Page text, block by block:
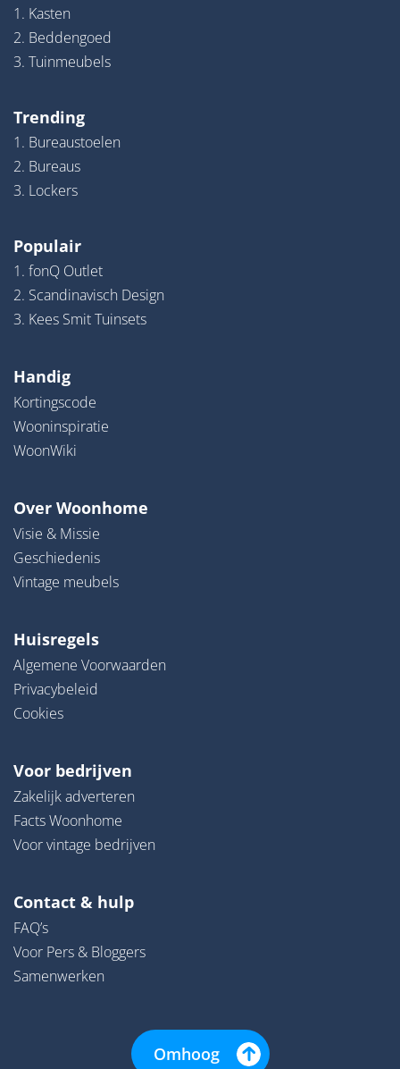
1. Kasten
2. Beddengoed
3. Tuinmeubels
Trending
1. Bureaustoelen
2. Bureaus
3. Lockers
Populair
1. fonQ Outlet
2. Scandinavisch Design
3. Kees Smit Tuinsets
Handig
Kortingscode
Wooninspiratie
WoonWiki
Over Woonhome
Visie & Missie
Geschiedenis
Vintage meubels
Huisregels
Algemene Voorwaarden
Privacybeleid
Cookies
Voor bedrijven
Zakelijk adverteren
Facts Woonhome
Voor vintage bedrijven
Contact & hulp
FAQ’s
Voor Pers & Bloggers
Samenwerken
Omhoog